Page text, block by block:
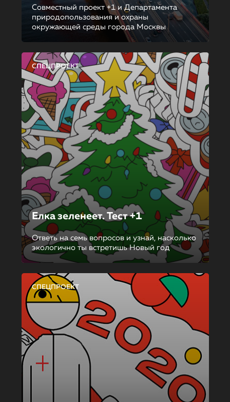
Совместный проект +1 и Департамента
природопользования и охраны
окружающей среды города Москвы
СПЕЦПРОЕКТ
Елка зеленеет. Тест +1
Ответь на семь вопросов и узнай, насколько
экологично ты встретишь Новый год
СПЕЦПРОЕКТ